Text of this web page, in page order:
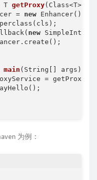
T getProxy(Class<T>
=
new Enhancer();
new
main (String[] args)
=
为例：